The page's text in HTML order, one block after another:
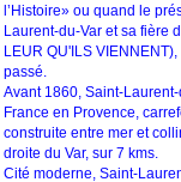
l’Histoire» ou quand le
Laurent-du-Var et sa fière
LEUR QU'ILS
passé.
Avant 1860, Saint-
France en Provence,
construite entre mer et
droite du Var, sur 7 kms.
Cité moderne, Saint-